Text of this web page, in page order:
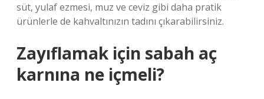
süt, yulaf ezmesi, muz ve ceviz gibi daha pratik
ürünlerle de kahvaltınızın tadını çıkarabilirsiniz.
Zayıflamak için sabah aç
karnına ne içmeli?